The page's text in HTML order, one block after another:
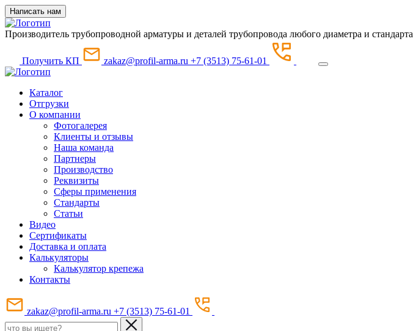
Написать нам
Производитель трубопроводной арматуры и деталей трубопровода любого диаметра и стандарта
Получить КП zakaz@profil-arma.ru +7 (3513) 75-61-01
Каталог
Отгрузки
О компании
Фотогалерея
Клиенты и отзывы
Наша команда
Партнеры
Производство
Реквизиты
Сферы применения
Стандарты
Статьи
Видео
Сертификаты
Доставка и оплата
Калькуляторы
Калькулятор крепежа
Контакты
zakaz@profil-arma.ru +7 (3513) 75-61-01